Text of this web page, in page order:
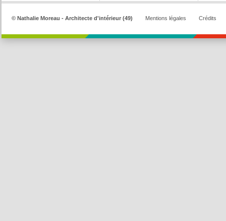
© Nathalie Moreau - Architecte d'intérieur (49) Mentions légales Crédits